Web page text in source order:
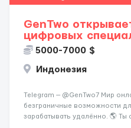
GenTwo
цифровых
5000-7000 $
Индонезия
Telegram — @GenTwo7 Мир
безграничные возможности
зарабатывать удалённо. 🌎 Ты